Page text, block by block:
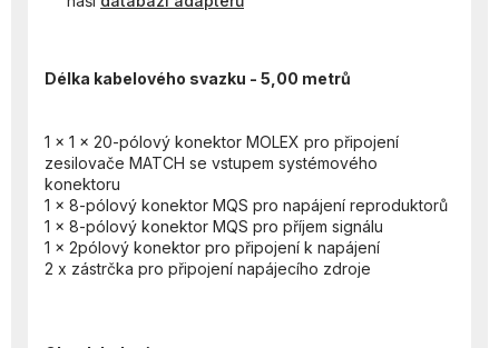
Délka kabelového svazku - 5,00 metrů
1 x 1 x 20-pólový konektor MOLEX pro připojení
zesilovače MATCH se vstupem systémového
konektoru
1 x 8-pólový konektor MQS pro napájení reproduktorů
1 x 8-pólový konektor MQS pro příjem signálu
1 x 2pólový konektor pro připojení k napájení
2 x zástrčka pro připojení napájecího zdroje